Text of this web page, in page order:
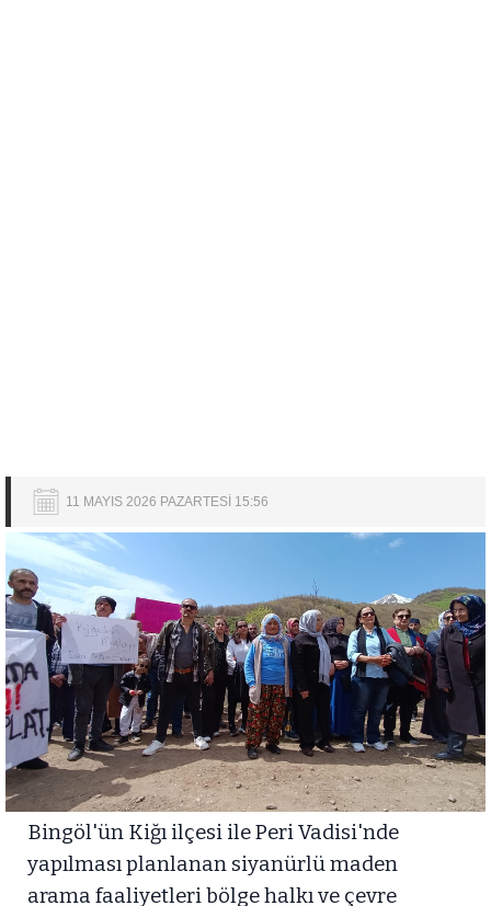
11 MAYIS 2026 PAZARTESİ 15:56
Bingöl'ün Kiğı ilçesi ile Peri Vadisi'nde
yapılması planlanan siyanürlü maden
arama faaliyetleri bölge halkı ve çevre